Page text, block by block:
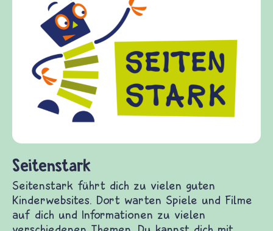
Frieden Fragen
frieden-fragen.de ist ein Internet-Angebot für
Kinder, Eltern und ErzieherInnen das zu
Fragen von Krieg und Frieden, Streit und
Gewalt informiert und einen Austausch zu
diesem Themenbereich ermöglicht. frieden-
fragen.de bietet Antworten auf wichtige
und Frieden, Streit und Gewalt.